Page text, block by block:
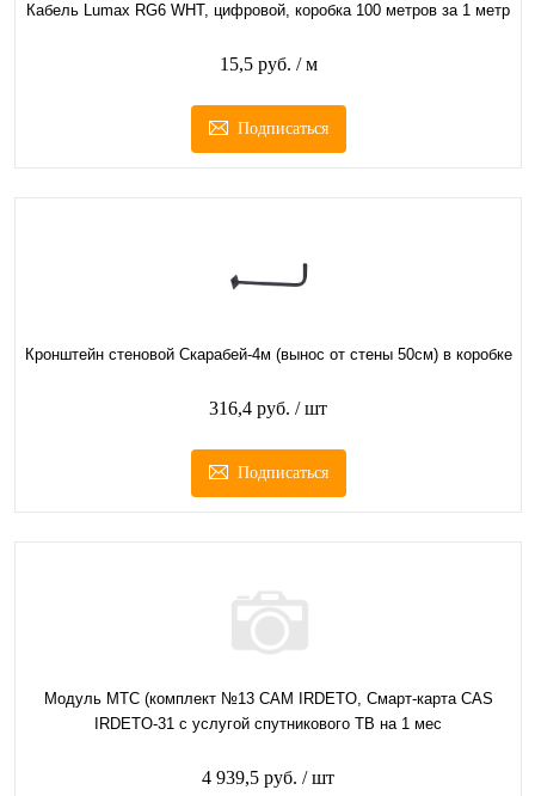
Кабель Lumax RG6 WHT, цифровой, коробка 100 метров за 1 метр
15,5 руб. / м
Подписаться
Кронштейн стеновой Скарабей-4м (вынос от стены 50см) в коробке
316,4 руб. / шт
Подписаться
Модуль МТС (комплект №13 CAM IRDETO, Смарт-карта CAS
IRDETO-31 с услугой спутникового ТВ на 1 мес
4 939,5 руб. / шт